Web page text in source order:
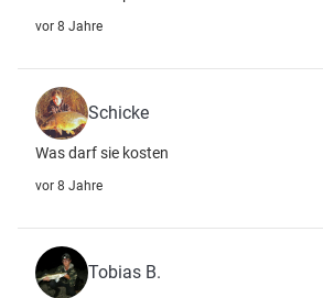
vor 8 Jahre
Schicke
Was darf sie kosten
vor 8 Jahre
Tobias B.